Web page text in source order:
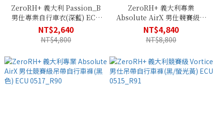
ZeroRH+ 義大利 Passion_B
男仕專業自行車衣(深藍) ECU
0562_84X
NT$2,640
NT$4,800
ZeroRH+ 義大利專業
Absolute AirX 男仕競賽級吊
帶自行車褲(黑/螢光黃) ECU
0517_917
NT$4,840
NT$8,800